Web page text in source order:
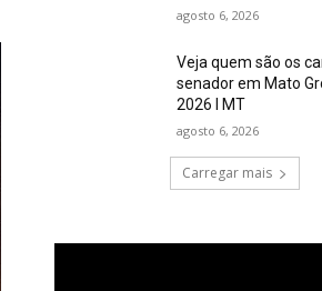
agosto 6, 2026
Veja quem são os
senador em Mato
2026 I MT
agosto 6, 2026
Carregar mais